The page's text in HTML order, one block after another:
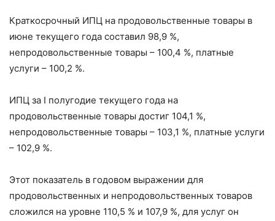
Краткосрочный ИПЦ на продовольственные товары в
июне текущего года составил 98,9 %,
непродовольственные товары – 100,4 %, платные
услуги – 100,2 %.
ИПЦ за I полугодие текущего года на
продовольственные товары достиг 104,1 %,
непродовольственные товары – 103,1 %, платные услуги
– 102,9 %.
Этот показатель в годовом выражении для
продовольственных и непродовольственных товаров
сложился на уровне 110,5 % и 107,9 %, для услуг он